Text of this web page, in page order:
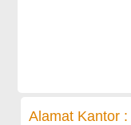
Alamat Kantor :